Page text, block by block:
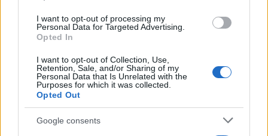
I want to opt-out of processing my
Personal Data for Targeted Advertising.
Opted In
I want to opt-out of Collection, Use,
Retention, Sale, and/or Sharing of my
Personal Data that Is Unrelated with the
Purposes for which it was collected.
Opted Out
Google consents